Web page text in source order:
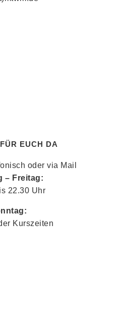
EUCH DA
oder via Mail
– Freitag:
22.30 Uhr
Kurszeiten